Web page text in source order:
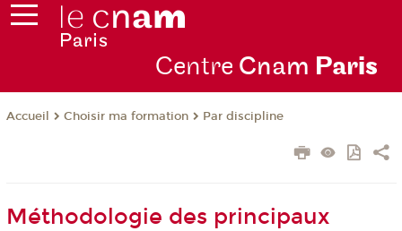
Centre Cnam Paris
Accueil Choisir ma formation Par discipline
Méthodologie des principaux